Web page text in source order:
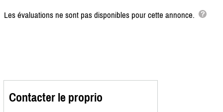
Les évaluations ne sont pas disponibles pour cette annonce.
Contacter le proprio